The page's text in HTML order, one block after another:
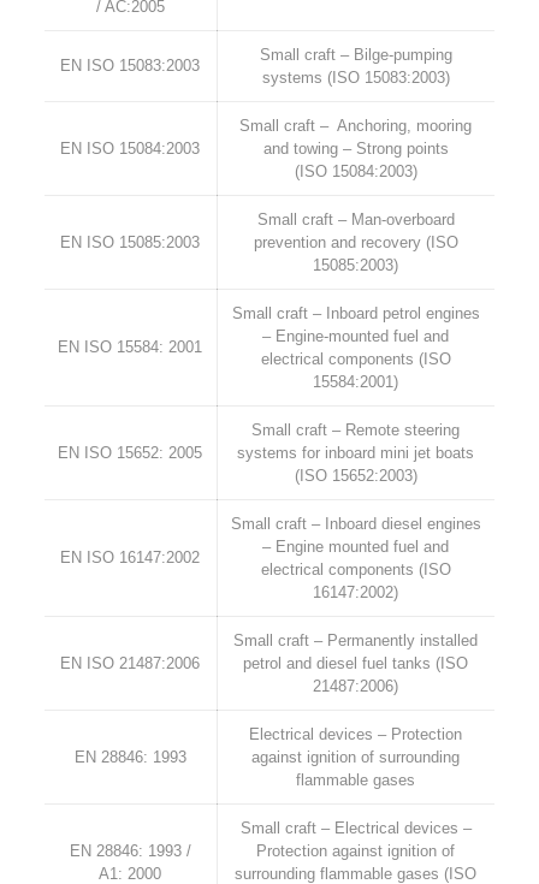
/ AC:2005
EN ISO 15083:2003
Small craft – Bilge-pumping
systems (ISO 15083:2003)
EN ISO 15084:2003
Small craft – Anchoring, mooring
and towing – Strong points
(ISO 15084:2003)
EN ISO 15085:2003
Small craft – Man-overboard
prevention and recovery (ISO
15085:2003)
EN ISO 15584: 2001
Small craft – Inboard petrol engines
– Engine-mounted fuel and
electrical components (ISO
15584:2001)
EN ISO 15652: 2005
Small craft – Remote steering
systems for inboard mini jet boats
(ISO 15652:2003)
EN ISO 16147:2002
Small craft – Inboard diesel engines
– Engine mounted fuel and
electrical components (ISO
16147:2002)
EN ISO 21487:2006
Small craft – Permanently installed
petrol and diesel fuel tanks (ISO
21487:2006)
EN 28846: 1993
Electrical devices – Protection
against ignition of surrounding
flammable gases
EN 28846: 1993 /
A1: 2000
Small craft – Electrical devices –
Protection against ignition of
surrounding flammable gases (ISO